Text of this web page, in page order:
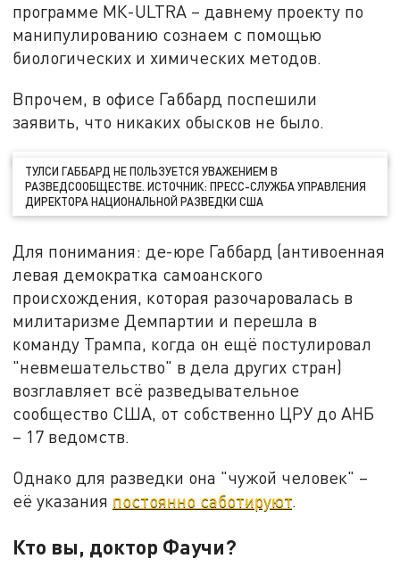
программе МК-ULTRA – давнему проекту по
манипулированию сознаем с помощью
биологических и химических методов.
Впрочем, в офисе Габбард поспешили
заявить, что никаких обысков не было.
ТУЛСИ ГАББАРД НЕ ПОЛЬЗУЕТСЯ УВАЖЕНИЕМ В
РАЗВЕДСООБЩЕСТВЕ. ИСТОЧНИК: ПРЕСС-СЛУЖБА УПРАВЛЕНИЯ
ДИРЕКТОРА НАЦИОНАЛЬНОЙ РАЗВЕДКИ США
Для понимания: де-юре Габбард (антивоенная
левая демократка самоанского
происхождения, которая разочаровалась в
милитаризме Демпартии и перешла в
команду Трампа, когда он ещё постулировал
"невмешательство" в дела других стран)
возглавляет всё разведывательное
сообщество США, от собственно ЦРУ до АНБ
– 17 ведомств.
Однако для разведки она "чужой человек" –
её указания постоянно саботируют.
Кто вы, доктор Фаучи?